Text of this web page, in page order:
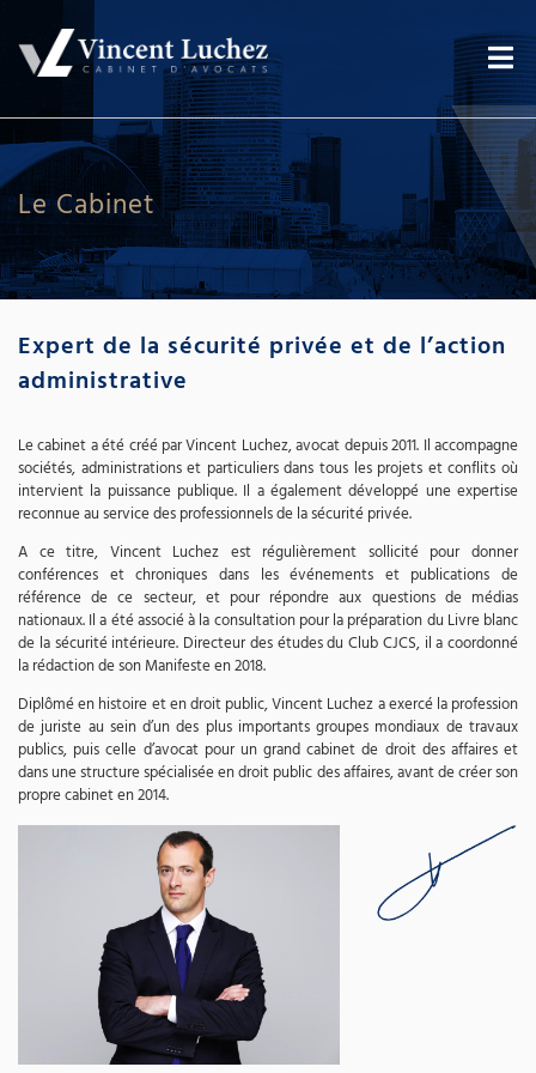
Le Cabinet
Expert de la sécurité privée et de l’action
administrative
Le cabinet a été créé par Vincent Luchez, avocat depuis 2011. Il accompagne
sociétés, administrations et particuliers dans tous les projets et conflits où
intervient la puissance publique. Il a également développé une expertise
reconnue au service des professionnels de la sécurité privée.
A ce titre, Vincent Luchez est régulièrement sollicité pour donner
conférences et chroniques dans les événements et publications de
référence de ce secteur, et pour répondre aux questions de médias
nationaux. Il a été associé à la consultation pour la préparation du Livre blanc
de la sécurité intérieure. Directeur des études du Club CJCS, il a coordonné
la rédaction de son Manifeste en 2018.
Diplômé en histoire et en droit public, Vincent Luchez a exercé la profession
de juriste au sein d’un des plus importants groupes mondiaux de travaux
publics, puis celle d’avocat pour un grand cabinet de droit des affaires et
dans une structure spécialisée en droit public des affaires, avant de créer son
propre cabinet en 2014.